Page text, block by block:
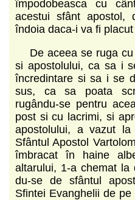
împodobeasca cu
acestui sfânt apostol,
îndoia daca-i va fi
De aceea se ruga
si apostolului, ca sa i
încredintare si sa i se
sus, ca sa poata
rugându-se pentru
post si cu lacrimi, si
apostolului, a vazut la
Sfântul Apostol
îmbracat în haine
altarului, 1-a chemat
du-se de sfântul
Sfintei Evanghelii de